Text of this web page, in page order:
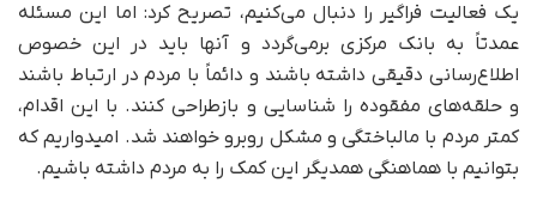
یک فعالیت فراگیر را دنبال می‌کنیم، تصریح کرد: اما این مسئله
عمدتاً به بانک مرکزی برمی‌گردد و آنها باید در این خصوص
اطلاع‌رسانی دقیقی داشته باشند و دائماً با مردم در ارتباط باشند
و حلقه‌های مفقوده را شناسایی و بازطراحی کنند. با این اقدام،
کمتر مردم با مالباختگی و مشکل روبرو خواهند شد. امیدواریم که
بتوانیم با هماهنگی همدیگر این کمک را به مردم داشته باشیم.